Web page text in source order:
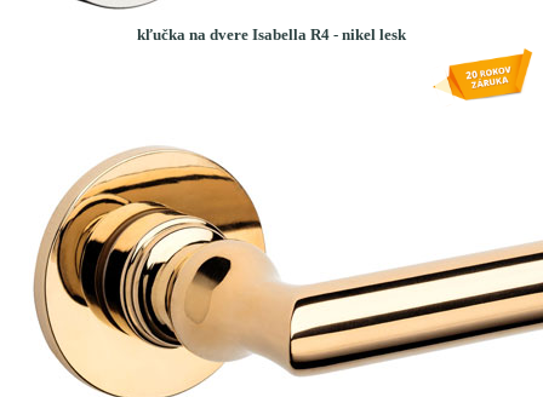
kľučka na dvere Isabella R4 - nikel lesk